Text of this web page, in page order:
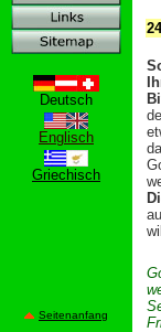
Deutsch
Englisch
Griechisch
Seitenanfang